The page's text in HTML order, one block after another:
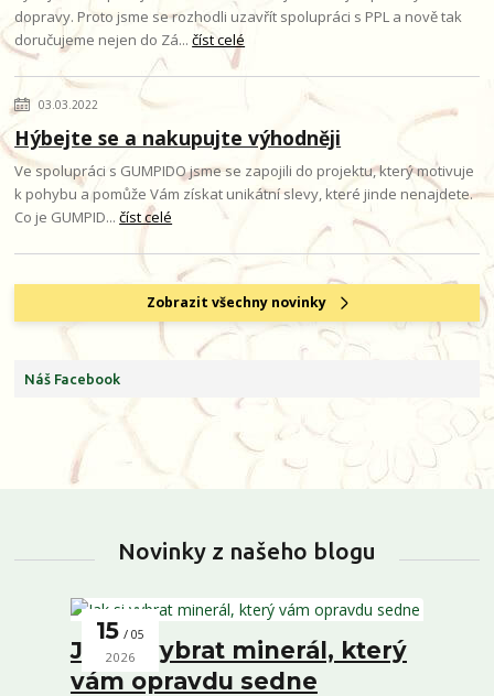
dopravy. Proto jsme se rozhodli uzavřít spolupráci s PPL a nově tak
doručujeme nejen do Zá...číst celé
03.03.2022
Hýbejte se a nakupujte výhodněji
Ve spolupráci s GUMPIDO jsme se zapojili do projektu, který motivuje
k pohybu a pomůže Vám získat unikátní slevy, které jinde nenajdete.
Co je GUMPID...číst celé
Zobrazit všechny novinky
Náš Facebook
Novinky z našeho blogu
15 05
2026
Jak si vybrat minerál, který
vám opravdu sedne